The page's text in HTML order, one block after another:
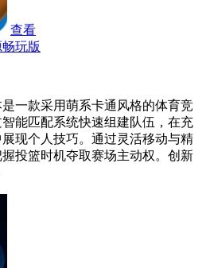
查看
玩版
一款采用萌系卡通风格的体育竞
能匹配系统快速组建队伍，在充
现个人技巧。通过灵活移动与精
投篮时机夺取赛场主动权。创新